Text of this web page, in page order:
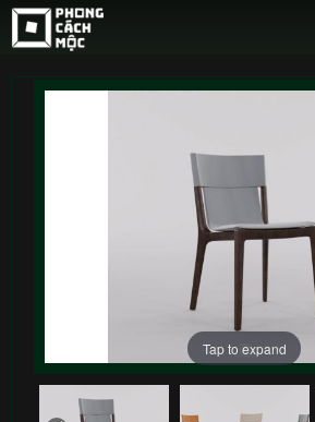
Tap to expand